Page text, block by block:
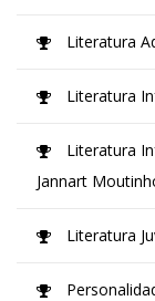
Literatura
Literatura
Literatura
Jannart
Literatura